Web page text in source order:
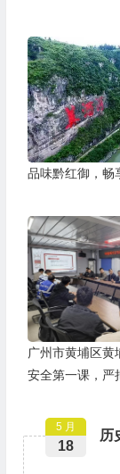
品味黔红御，畅
广州市黄埔区黄
安全第一课，严
历
5 月
18